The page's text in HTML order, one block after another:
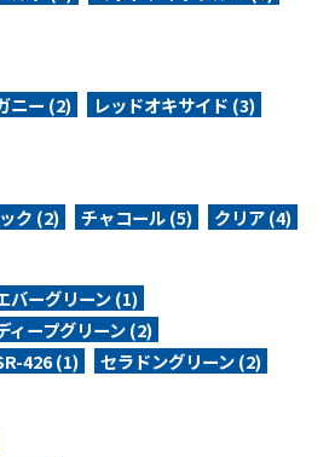
ニー (2)
レッドオキサイド (3)
ク (2) チャコール (5)
クリア (4)
バーグリーン (1)
ィープグリーン (2)
426 (1)
セラドングリーン (2)